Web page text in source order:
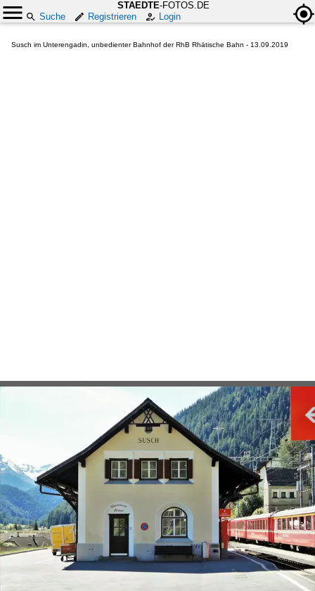
STAEDTE-FOTOS.DE
Suche
Registrieren Login
Susch im Unterengadin, unbedienter Bahnhof der RhB Rhätische Bahn - 13.09.2019